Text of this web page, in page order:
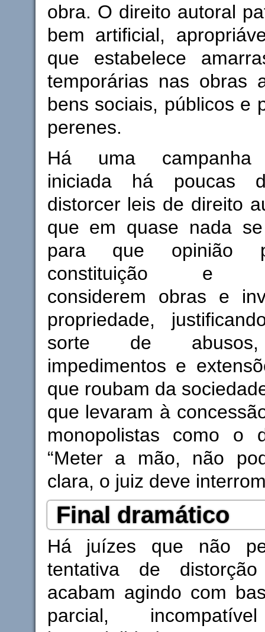
obra. O direito autoral
bem artificial,
que estabelece
temporárias nas obras
bens sociais, públicos e
perenes.
Há uma campanha
iniciada há poucas
distorcer leis de direito
que em quase nada se
para que opinião
constituição e
considerem obras e
propriedade,
sorte de abusos,
impedimentos e
que roubam da
que levaram à
monopolistas como o
“Meter a mão, não
clara, o juiz deve
Final dramático
Há juízes que não
tentativa de
acabam agindo com
parcial,